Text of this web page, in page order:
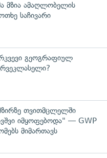
მზია ამაღლობელის
საჩივარი
გეოგრაფიულ
თვითმცლელში
იმყოფებოდა" — GWP
მიმართავს